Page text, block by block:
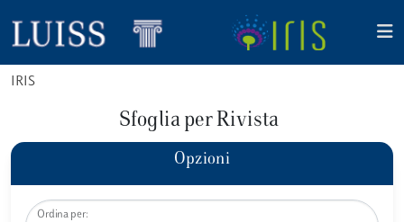
IRIS
Sfoglia per Rivista
Opzioni
Ordina per: